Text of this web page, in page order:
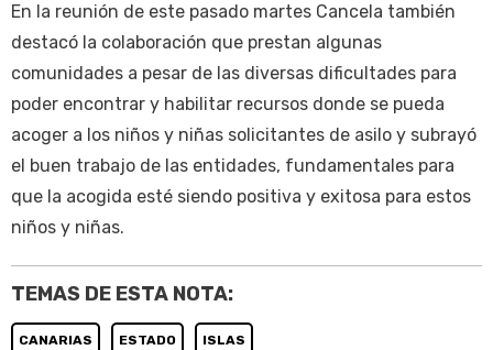
En la reunión de este pasado martes Cancela también
destacó la colaboración que prestan algunas
comunidades a pesar de las diversas dificultades para
poder encontrar y habilitar recursos donde se pueda
acoger a los niños y niñas solicitantes de asilo y subrayó
el buen trabajo de las entidades, fundamentales para
que la acogida esté siendo positiva y exitosa para estos
niños y niñas.
TEMAS DE ESTA NOTA:
CANARIAS ESTADO ISLAS